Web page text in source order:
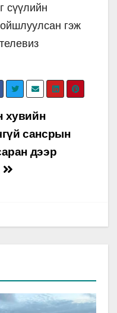
сүүлийн
гэж
хувийн
сансрын
дээр